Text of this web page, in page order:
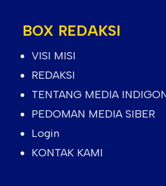
BOX REDAKSI
VISI MISI
REDAKSI
TENTANG MEDIA
PEDOMAN MEDIA SIBER
Login
KONTAK KAMI